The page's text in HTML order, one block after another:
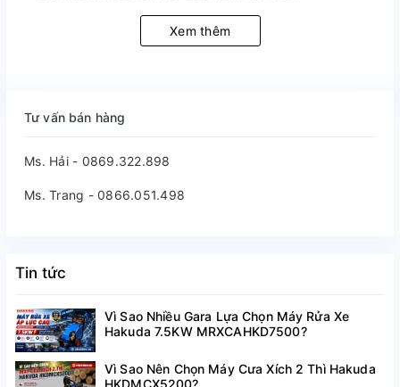
Xem thêm
Tư vấn bán hàng
Ms. Hải - 0869.322.898
Ms. Trang - 0866.051.498
Tin tức
Vì Sao Nhiều Gara Lựa Chọn Máy Rửa Xe
Hakuda 7.5KW MRXCAHKD7500?
Vì Sao Nên Chọn Máy Cưa Xích 2 Thì Hakuda
HKDMCX5200?